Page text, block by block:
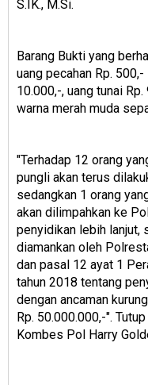
S.IK., M.Si.
Barang Bukti yang
uang pecahan Rp.
10.000,-, uang tunai
warna merah muda
"Terhadap 12 orang
pungli akan terus
sedangkan 1 orang
akan dilimpahkan ke
penyidikan lebih lanjut,
diamankan oleh
dan pasal 12 ayat 1
tahun 2018 tentang
dengan ancaman
Rp. 50.000.000,-".
Kombes Pol Harry